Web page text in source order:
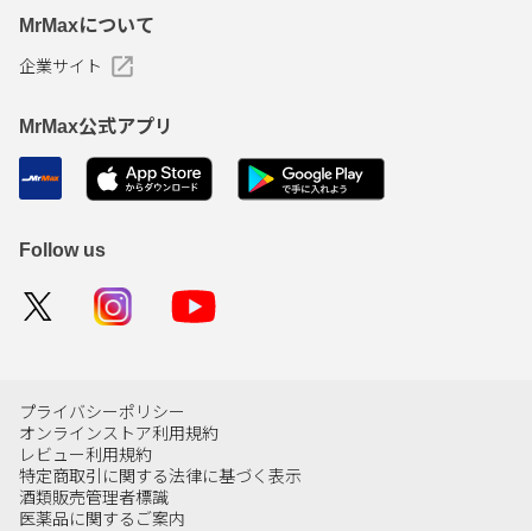
MrMaxについて
企業サイト
MrMax公式アプリ
Follow us
プライバシーポリシー
オンラインストア利用規約
レビュー利用規約
特定商取引に関する法律に基づく表示
酒類販売管理者標識
医薬品に関するご案内